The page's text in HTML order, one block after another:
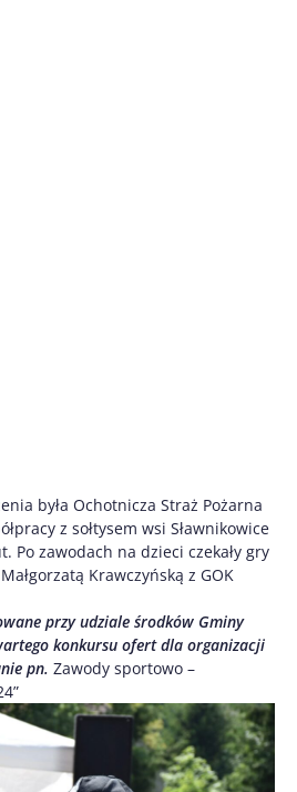
była Ochotnicza Straż Pożarna
z sołtysem wsi Sławnikowice
Po zawodach na dzieci czekały gry
Krawczyńską z GOK
przy udziale środków Gminy
konkursu ofert dla organizacji
pn. Zawody sportowo –